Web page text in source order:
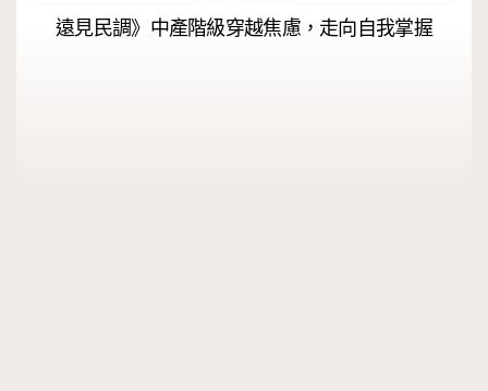
遠見民調》中產階級穿越焦慮，走向自我掌握